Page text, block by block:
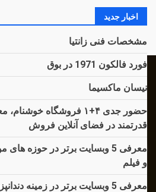
اخبار جدید
مشخصات فنی زانتیا
فورد فالکون 1971 در بوق
نیسان ماکسیما
حضور جدی ۴+۱ فروشگاه
قدرتمند در فضای آنلاین فروش
معرفی 5 وبسایت برتر در حوزه
و فیلم
معرفی 5 وبسایت برتر در زمینه